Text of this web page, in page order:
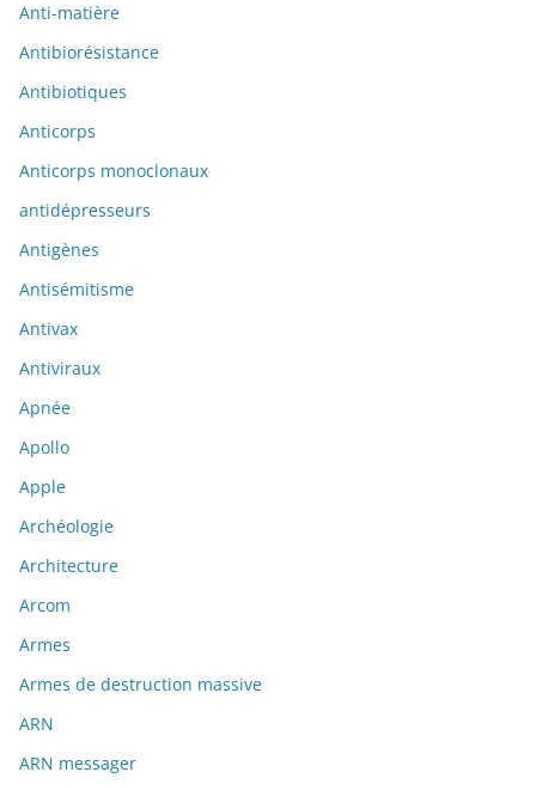
Anti-matière
Antibiorésistance
Antibiotiques
Anticorps
Anticorps monoclonaux
antidépresseurs
Antigènes
Antisémitisme
Antivax
Antiviraux
Apnée
Apollo
Apple
Archéologie
Architecture
Arcom
Armes
Armes de destruction massive
ARN
ARN messager